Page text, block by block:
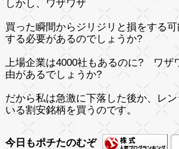
しかし、ワザワザ
買った瞬間からジリジリと損をする
する必要があるのでしょうか?
上場企業は4000社もあるのに? ワザ
由があるでしょうか?
だから私は急激に下落した後か、レ
いる割安銘柄を買うのです。
今日もポチたのむぞ